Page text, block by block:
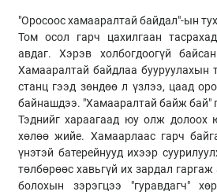
"Оросоос хамааралтай байдал"-ын
Том осол гарч цахилгаан
авдаг. Хэрэв холбогдоогүй
Хамааралтай байдлаа бууруулахын
станц гээд зөндөө л үзлээ, цаад
байнашдээ. "Хамааралтай байж бай"
Тэднийг хараагаад юу олж долоох
хөлөө жийе. Хамаарлаас гарч
үнэтэй батерейнууд ихээр
төлбөрөөс хавьгүй их зардал
болохын зэрэгцээ "гуравдагч"